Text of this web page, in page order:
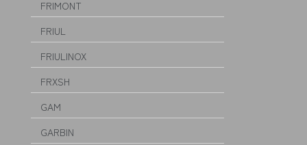
FRIMONT
FRIUL
FRIULINOX
FRXSH
GAM
GARBIN